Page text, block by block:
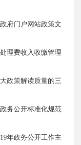
府门户网站政策文
理费收入收缴管理
政策解读质量的三
务公开标准化规范
年政务公开工作主